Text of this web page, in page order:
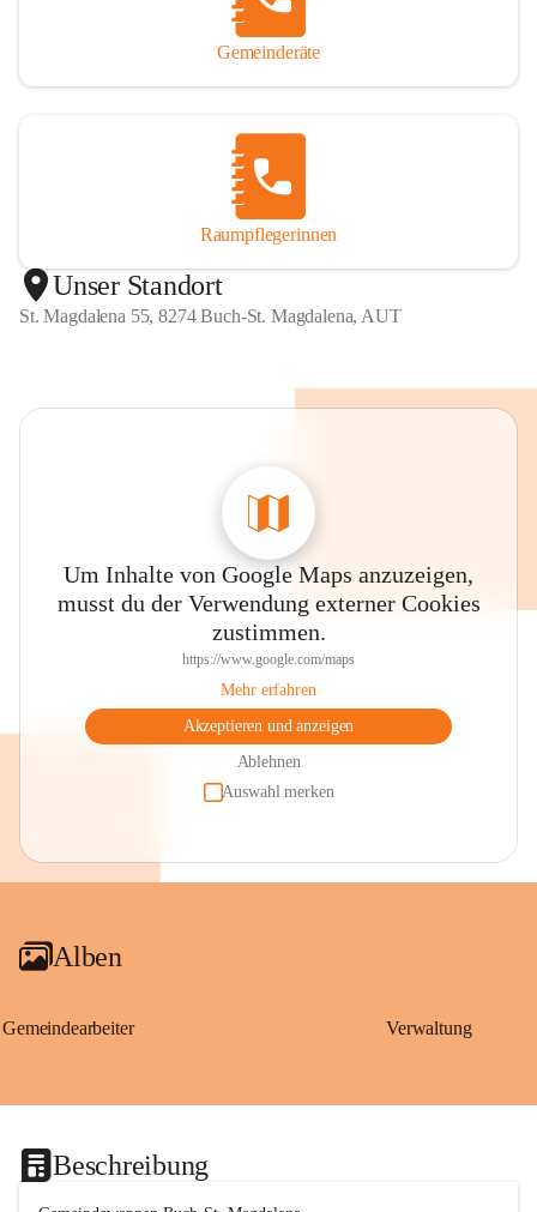
Gemeinderäte
Raumpflegerinnen
Unser Standort
St. Magdalena 55, 8274 Buch-St. Magdalena, AUT
Um Inhalte von Google Maps anzuzeigen,
musst du der Verwendung externer Cookies
zustimmen.
https://www.google.com/maps
Mehr erfahren
Akzeptieren und anzeigen
Ablehnen
Auswahl merken
Alben
Gemeindearbeiter Verwaltung
Beschreibung